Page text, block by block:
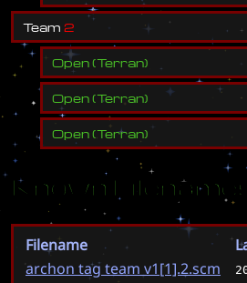
Team 2
Open(Terran)
Open(Terran)
Open(Terran)
Known
Filename
archon tag team v1[1].2.scm